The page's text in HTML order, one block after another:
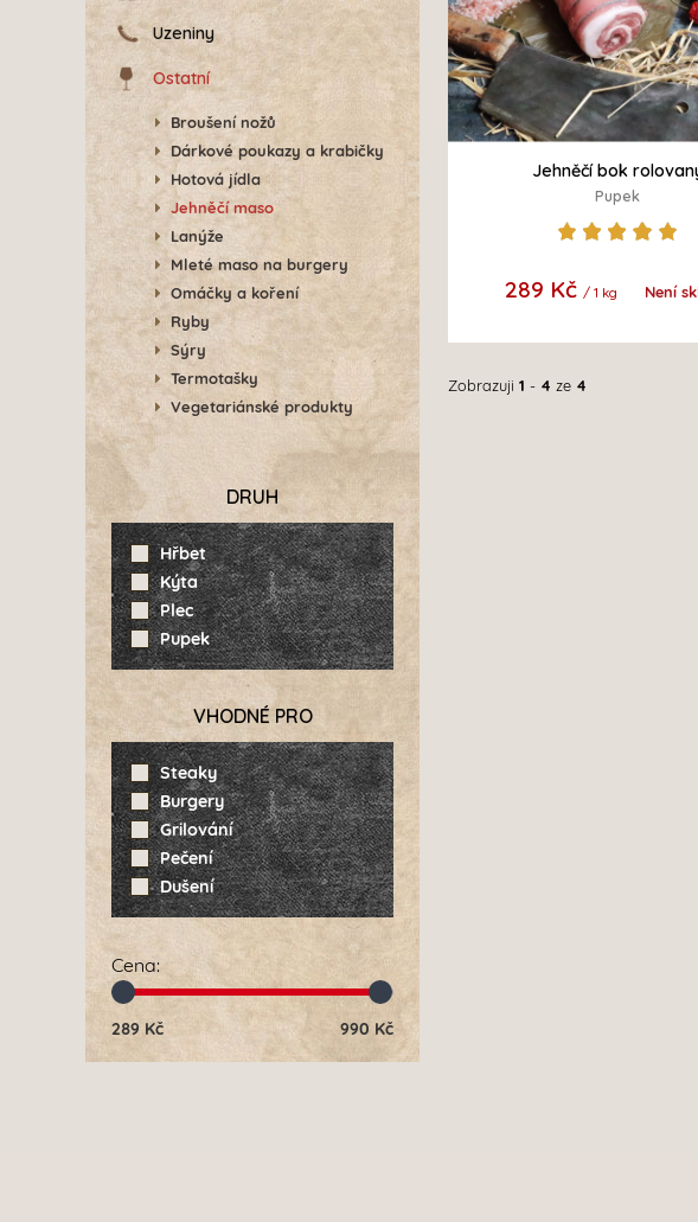
Uzeniny
Ostatní
Broušení nožů
Dárkové poukazy a krabičky
Hotová jídla
Jehněčí maso
Lanýže
Mleté maso na burgery
Omáčky a koření
Ryby
Sýry
Termotašky
Vegetariánské produkty
DRUH
Hřbet
Kýta
Plec
Pupek
VHODNÉ PRO
Steaky
Burgery
Grilování
Pečení
Dušení
Cena:
289 Kč 990 Kč
Jehněčí bok
Pupek
289 Kč/ 1 kg Není
Zobrazuji 1 - 4 ze 4